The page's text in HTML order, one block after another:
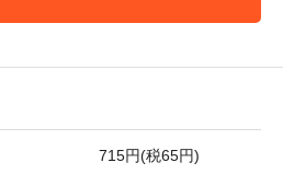
715円(税65円)